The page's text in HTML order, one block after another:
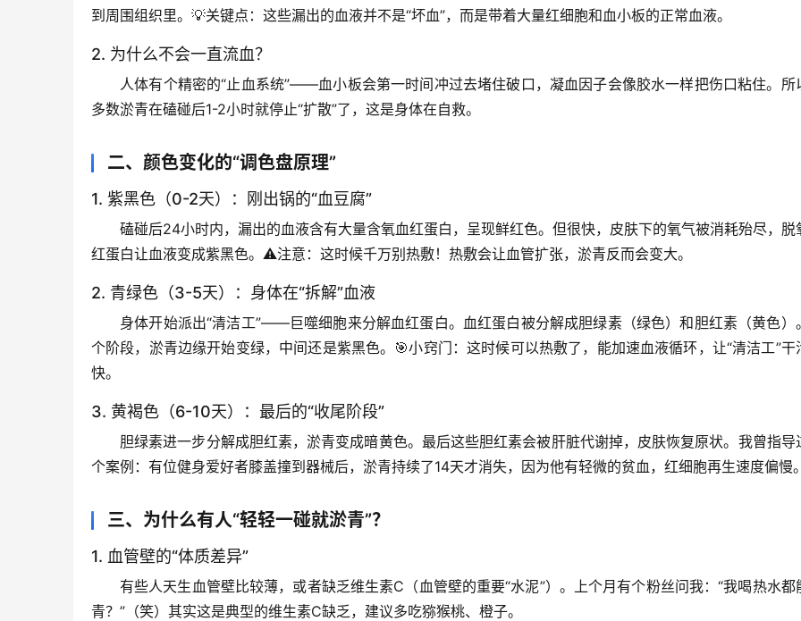
到周围组织里。💡关键点 ：这些漏出的血液并不是“坏血”，而是带着大量红细胞和血小板的正常血液。
2. 为什么不会一直流血？
人体有个精密的“止血系统”——血小板会第一时间冲过去堵住破口，凝血因子会像胶水一样把伤口粘住。所
多数淤青在磕碰后1-2小时就停止“扩散”了，这是身体在自救。
二、颜色变化的“调色盘原理”
1. 紫黑色（0-2天）：刚出锅的“血豆腐”
磕碰后24小时内，漏出的血液含有大量含氧血红蛋白，呈现鲜红色。但很快，皮肤下的氧气被消耗殆尽，脱
红蛋白让血液变成紫黑色。⚠️注意 ：这时候千万别热敷！热敷会让血管扩张，淤青反而会变大。
2. 青绿色（3-5天）：身体在“拆解”血液
身体开始派出“清洁工”——巨噬细胞来分解血红蛋白。血红蛋白被分解成胆绿素（绿色）和胆红素（黄色）
个阶段，淤青边缘开始变绿，中间还是紫黑色。🎯小窍门 ：这时候可以热敷了，能加速血液循环，让“清洁工”干
快。
3. 黄褐色（6-10天）：最后的“收尾阶段”
胆绿素进一步分解成胆红素，淤青变成暗黄色。最后这些胆红素会被肝脏代谢掉，皮肤恢复原状。 我曾指导
个案例 ：有位健身爱好者膝盖撞到器械后，淤青持续了14天才消失，因为他有轻微的贫血，红细胞再生速度偏慢。
三、为什么有人“轻轻一碰就淤青”？
1. 血管壁的“体质差异”
有些人天生血管壁比较薄，或者缺乏维生素C（血管壁的重要“水泥”）。上个月有个粉丝问我：“我喝热水都
青？”（笑）其实这是典型的维生素C缺乏，建议多吃猕猴桃、橙子。